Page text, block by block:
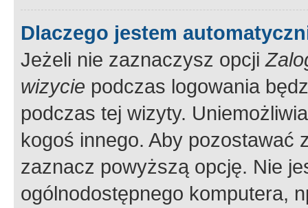
Dlaczego jestem
Jeżeli nie zaznaczysz opcji
wizycie podczas logowania
podczas tej wizyty.
kogoś innego. Aby pozostawać
zaznacz powyższą opcję. Nie
ogólnodostępnego komputera,